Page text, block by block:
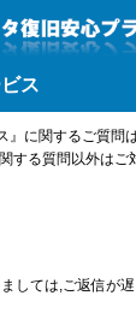
ス
』に関するご質問
する質問以外は
しては,ご返信が